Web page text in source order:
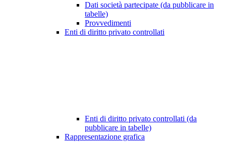
Dati società partecipate (da pubblicare in
tabelle)
Provvedimenti
Enti di diritto privato controllati
Enti di diritto privato controllati (da
pubblicare in tabelle)
Rappresentazione grafica